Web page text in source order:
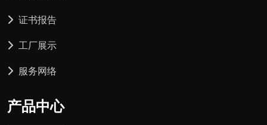
证书报告
工厂展示
服务网络
产品中心